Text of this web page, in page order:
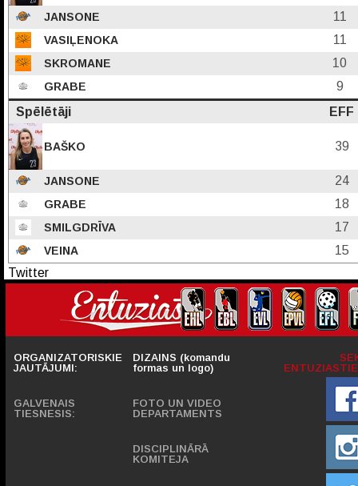
JANSONE 11
VASIĻENOKA 11
SKROMANE 10
GRABE
9
Spēlētāji
EFF
BAŠKO 39
JANSONE 24
GRABE 18
SMILGDRĪVA 17
VEINA
15
Twitter
ORGANIZATORISKIE
JAUTĀJUMI:
GALVENAIS
TIESNESIS:
DIZAINS (komandu
formas un logo)
FOTO UN VIDEO
DEPARTAMENTS
DISCIPLINĀRĀ
KOMITEJA